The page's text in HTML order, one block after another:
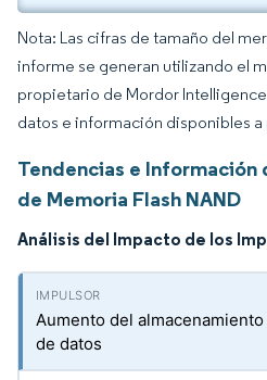
Nota: Las cifras de tamaño del
informe se generan utilizando el
propietario de Mordor
datos e información disponibles a
Tendencias e
de Memoria Flash NAND
Análisis del Impacto de los
Aumento del
de datos